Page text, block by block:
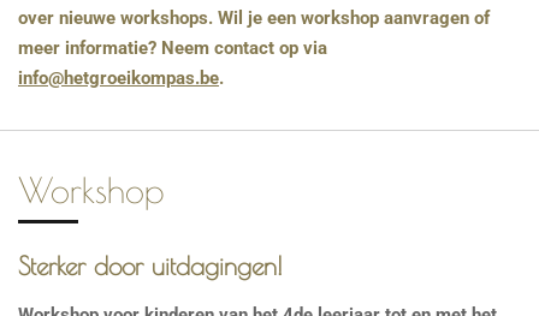
over nieuwe workshops. Wil je een workshop aanvragen of
meer informatie? Neem contact op via
info@hetgroeikompas.be.
Workshop
Sterker door uitdagingen!